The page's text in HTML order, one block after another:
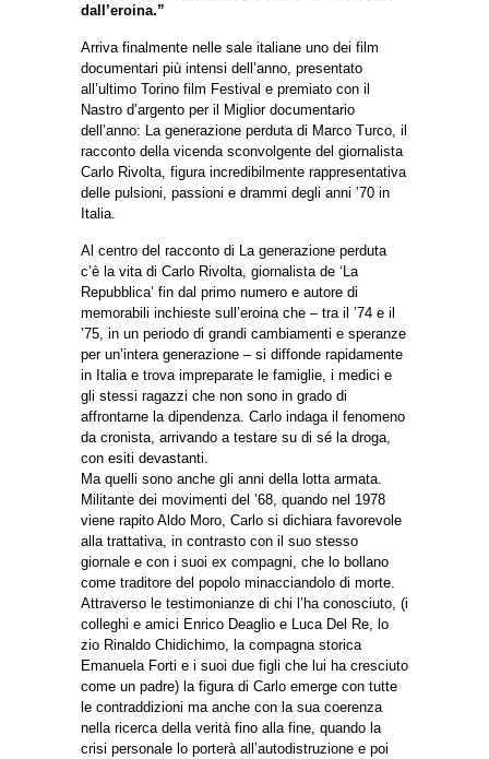
dall’eroina.”
Arriva finalmente nelle sale italiane uno dei film
documentari più intensi dell’anno, presentato
all’ultimo Torino film Festival e premiato con il
Nastro d’argento per il Miglior documentario
dell’anno: La generazione perduta di Marco Turco, il
racconto della vicenda sconvolgente del giornalista
Carlo Rivolta, figura incredibilmente rappresentativa
delle pulsioni, passioni e drammi degli anni ’70 in
Italia.
Al centro del racconto di La generazione perduta
c’è la vita di Carlo Rivolta, giornalista de ‘La
Repubblica’ fin dal primo numero e autore di
memorabili inchieste sull’eroina che – tra il ’74 e il
’75, in un periodo di grandi cambiamenti e speranze
per un’intera generazione – si diffonde rapidamente
in Italia e trova impreparate le famiglie, i medici e
gli stessi ragazzi che non sono in grado di
affrontarne la dipendenza. Carlo indaga il fenomeno
da cronista, arrivando a testare su di sé la droga,
con esiti devastanti.
Ma quelli sono anche gli anni della lotta armata.
Militante dei movimenti del ’68, quando nel 1978
viene rapito Aldo Moro, Carlo si dichiara favorevole
alla trattativa, in contrasto con il suo stesso
giornale e con i suoi ex compagni, che lo bollano
come traditore del popolo minacciandolo di morte.
Attraverso le testimonianze di chi l’ha conosciuto, (i
colleghi e amici Enrico Deaglio e Luca Del Re, lo
zio Rinaldo Chidichimo, la compagna storica
Emanuela Forti e i suoi due figli che lui ha cresciuto
come un padre) la figura di Carlo emerge con tutte
le contraddizioni ma anche con la sua coerenza
nella ricerca della verità fino alla fine, quando la
crisi personale lo porterà all’autodistruzione e poi